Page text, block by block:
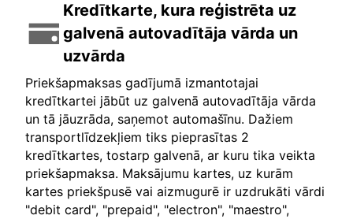
Kredītkarte, kura reģistrēta uz
galvenā autovadītāja vārda un
uzvārda
Priekšapmaksas gadījumā izmantotajai
kredītkartei jābūt uz galvenā autovadītāja vārda
un tā jāuzrāda, saņemot automašīnu. Dažiem
transportlīdzekļiem tiks pieprasītas 2
kredītkartes, tostarp galvenā, ar kuru tika veikta
priekšapmaksa. Maksājumu kartes, uz kurām
kartes priekšpusē vai aizmugurē ir uzdrukāti vārdi
"debit card", "prepaid", "electron", "maestro",